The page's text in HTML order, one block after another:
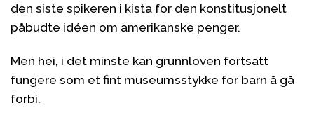
den siste spikeren i kista for den konstitusjonelt
påbudte idéen om amerikanske penger.
Men hei, i det minste kan grunnloven fortsatt
fungere som et fint museumsstykke for barn å gå
forbi.